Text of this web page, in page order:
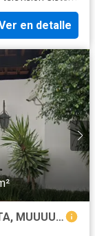
en detalle
REAL DE LUTECIA, ENTREGA INMEDIATA, MUUUUUUY POR DEBAJO DEL VALOR COMERCIAL.